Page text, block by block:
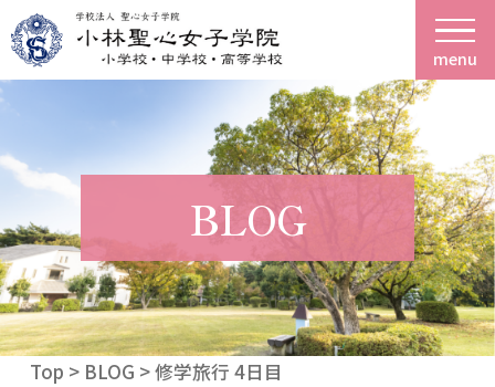
menu
BLOG
Top > BLOG > 修学旅行 4日目